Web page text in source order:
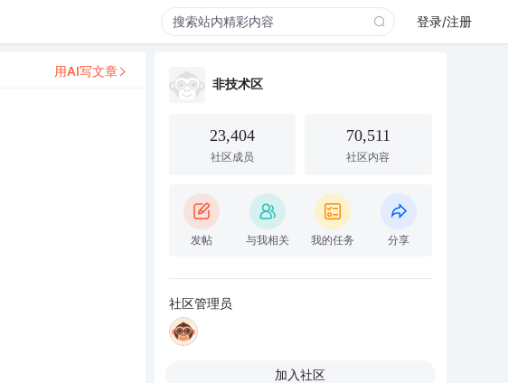
登录/注册
用AI写文章
非技术区
23,404
社区成员
70,511
社区内容
发帖 与我相关 我的任务 分享
社区管理员
加入社区